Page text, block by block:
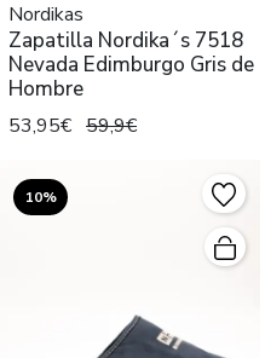
Nordikas
Zapatilla Nordika´s 7518
Nevada Edimburgo Gris de
Hombre
53,95€ 59,9€
10%